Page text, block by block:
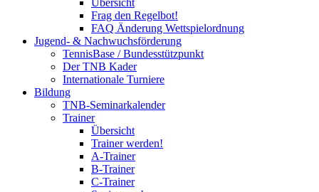
Übersicht
Frag den Regelbot!
FAQ Änderung Wettspielordnung
Jugend- & Nachwuchsförderung
TennisBase / Bundesstützpunkt
Der TNB Kader
Internationale Turniere
Bildung
TNB-Seminarkalender
Trainer
Übersicht
Trainer werden!
A-Trainer
B-Trainer
C-Trainer